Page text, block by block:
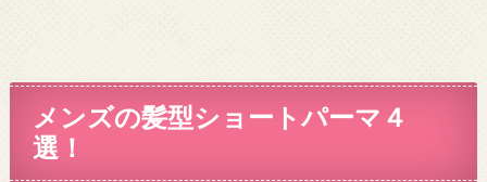
メンズの髪型ショートパーマ４
選！